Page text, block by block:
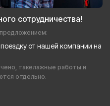
сотрудничества!
от нашей компании на
такелажные работы и
отдельно.